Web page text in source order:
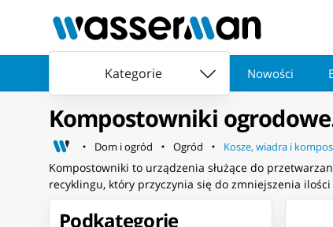
Kategorie Nowości
Kompostowniki
Dom i ogród Ogród Kosze, wiadra i
Kompostowniki to urządzenia służące do
recyklingu, który przyczynia się do zmniejszenia
Podkategorie